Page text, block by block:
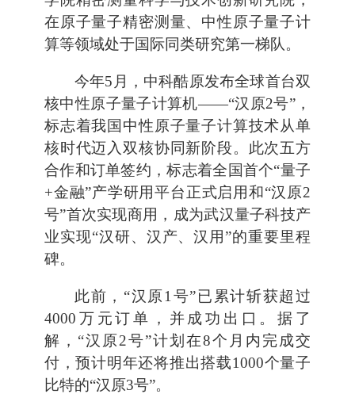
在原子量子精密测量、中性原子量子计
算等领域处于国际同类研究第一梯队。
今年5月，中科酷原发布全球首台双
核中性原子量子计算机——“汉原2号”，
标志着我国中性原子量子计算技术从单
核时代迈入双核协同新阶段。此次五方
合作和订单签约，标志着全国首个“量子
+金融”产学研用平台正式启用和“汉原2
号”首次实现商用，成为武汉量子科技产
业实现“汉研、汉产、汉用”的重要里程
碑。
此前，“汉原1号”已累计斩获超过
4000万元订单，并成功出口。据了
解，“汉原2号”计划在8个月内完成交
付，预计明年还将推出搭载1000个量子
比特的“汉原3号”。